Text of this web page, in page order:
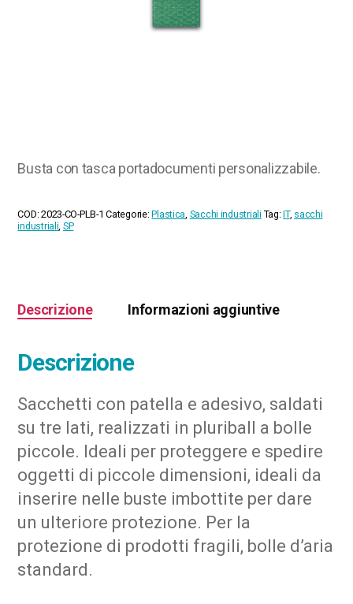
Busta con tasca portadocumenti personalizzabile.
COD:2023-CO-PLB-1 Categorie:Plastica Sacchi industriali Tag:IT, sacchi
industriali SP
Descrizione Informazioni aggiuntive
Descrizione
Sacchetti con patella e adesivo, saldati
su tre lati, realizzati in pluriball a bolle
piccole. Ideali per proteggere e spedire
oggetti di piccole dimensioni, ideali da
inserire nelle buste imbottite per dare
un ulteriore protezione. Per la
protezione di prodotti fragili, bolle d’aria
standard.